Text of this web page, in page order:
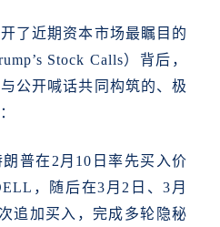
了近期资本市场最瞩目的
Stock Calls）背后，
公开喊话共同构筑的、极
朗普在 2月10日率先买入价
，随后在3月2日、3月
追加买入，完成多轮隐秘